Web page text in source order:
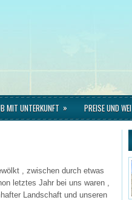
MIT UNTERKUNFT » PREISE UND
, zwischen durch etwas
letztes Jahr bei uns waren ,
Landschaft und unseren